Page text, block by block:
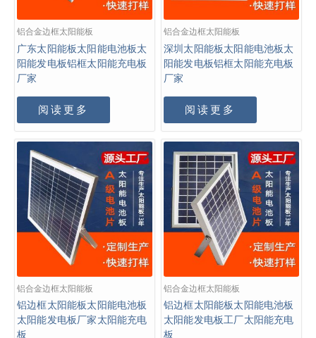
铝合金边框太阳能板
广东太阳能板太阳能电池板太
阳能发电板铝框太阳能充电板
厂家
阅读更多
铝合金边框太阳能板
深圳太阳能板太阳能电池板太
阳能发电板铝框太阳能充电板
厂家
阅读更多
铝合金边框太阳能板
铝边框太阳能板太阳能电池板
太阳能发电板厂家太阳能充电
板
铝合金边框太阳能板
铝边框太阳能板太阳能电池板
太阳能发电板工厂太阳能充电
板